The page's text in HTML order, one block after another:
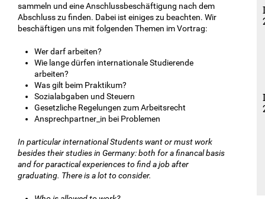
sammeln und eine Anschlussbeschäftigung nach dem
Abschluss zu finden. Dabei ist einiges zu beachten. Wir
beschäftigen uns mit folgenden Themen im Vortrag:
Wer darf arbeiten?
Wie lange dürfen internationale Studierende
arbeiten?
Was gilt beim Praktikum?
Sozialabgaben und Steuern
Gesetzliche Regelungen zum Arbeitsrecht
Ansprechpartner_in bei Problemen
In particular international Students want or must work
besides their studies in Germany: both for a financal basis
and for paractical experiences to find a job after
graduating. There is a lot to consider.